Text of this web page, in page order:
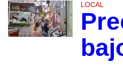
LOCAL